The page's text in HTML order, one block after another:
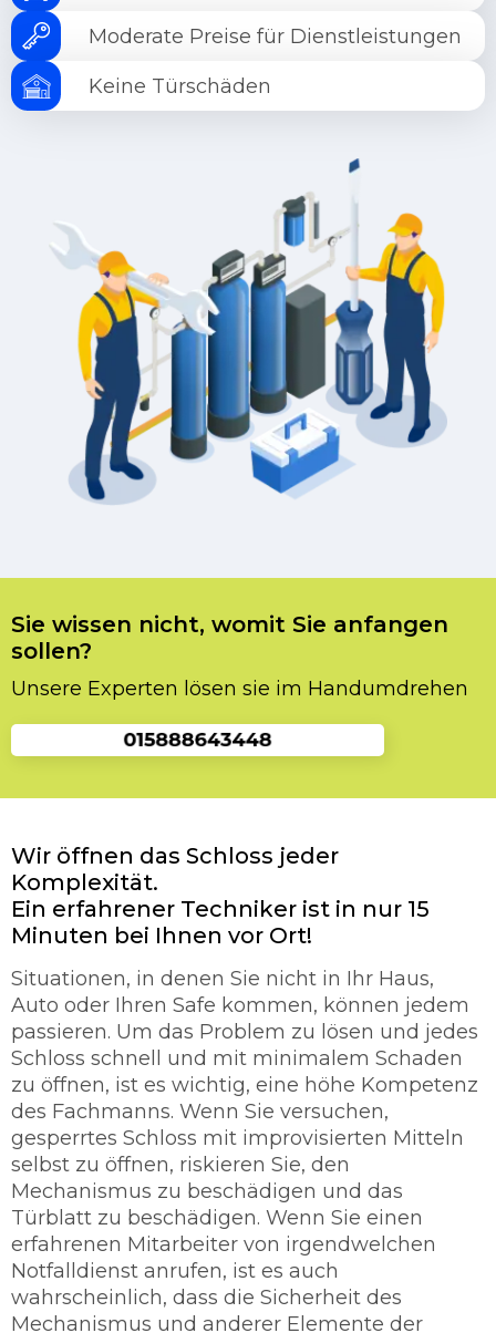
Moderate Preise für Dienstleistungen
Keine Türschäden
Sie wissen nicht, womit Sie anfangen
sollen?
Unsere Experten lösen sie im Handumdrehen
Wir öffnen das Schloss jeder
Komplexität.
Ein erfahrener Techniker ist in nur 15
Minuten bei Ihnen vor Ort!
Situationen, in denen Sie nicht in Ihr Haus,
Auto oder Ihren Safe kommen, können jedem
passieren. Um das Problem zu lösen und jedes
Schloss schnell und mit minimalem Schaden
zu öffnen, ist es wichtig, eine höhe Kompetenz
des Fachmanns. Wenn Sie versuchen,
gesperrtes Schloss mit improvisierten Mitteln
selbst zu öffnen, riskieren Sie, den
Mechanismus zu beschädigen und das
Türblatt zu beschädigen. Wenn Sie einen
erfahrenen Mitarbeiter von irgendwelchen
Notfalldienst anrufen, ist es auch
wahrscheinlich, dass die Sicherheit des
Mechanismus und anderer Elemente der